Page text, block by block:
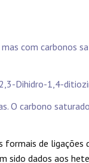
com carbonos
Dihidro-1,4-
carbono
formais de
sido dados aos